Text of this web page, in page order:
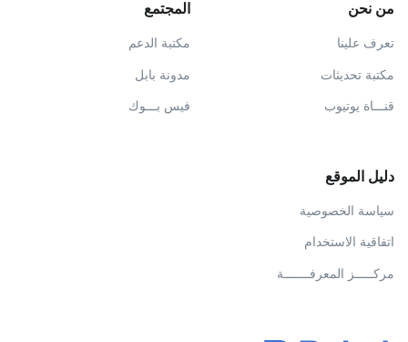
من نحن
تعرف علينا
مكتبة تحديثات
قنـــاة يوتيوب
المجتمع
مكتبة الدعم
مدونة بابل
فيس بـــوك
دليل الموقع
سياسة الخصوصية
اتفاقية الاستخدام
مركـــــز المعرفـــــــة